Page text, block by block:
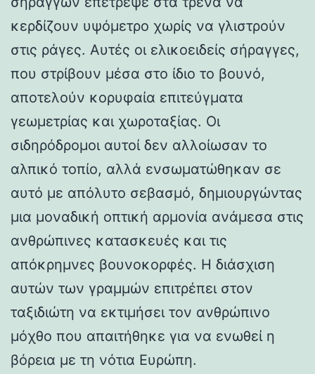
κερδίζουν υψόμετρο χωρίς να γλιστρούν
στις ράγες. Αυτές οι ελικοειδείς σήραγγες,
που στρίβουν μέσα στο ίδιο το βουνό,
αποτελούν κορυφαία επιτεύγματα
γεωμετρίας και χωροταξίας. Οι
σιδηρόδρομοι αυτοί δεν αλλοίωσαν το
αλπικό τοπίο, αλλά ενσωματώθηκαν σε
αυτό με απόλυτο σεβασμό, δημιουργώντας
μια μοναδική οπτική αρμονία ανάμεσα στις
ανθρώπινες κατασκευές και τις
απόκρημνες βουνοκορφές. Η διάσχιση
αυτών των γραμμών επιτρέπει στον
ταξιδιώτη να εκτιμήσει τον ανθρώπινο
μόχθο που απαιτήθηκε για να ενωθεί η
βόρεια με τη νότια Ευρώπη.